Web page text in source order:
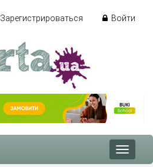
Зарегистрироваться Войти
Toggle